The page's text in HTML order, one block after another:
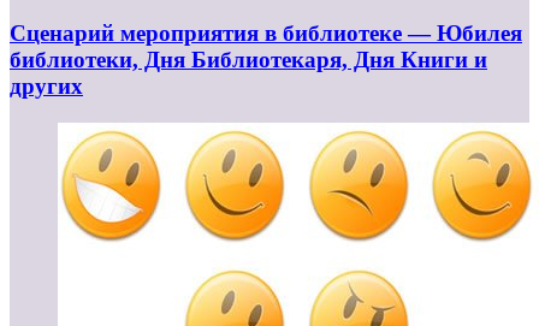
Сценарий мероприятия в библиотеке — Юбилея
библиотеки, Дня Библиотекаря, Дня Книги и
других